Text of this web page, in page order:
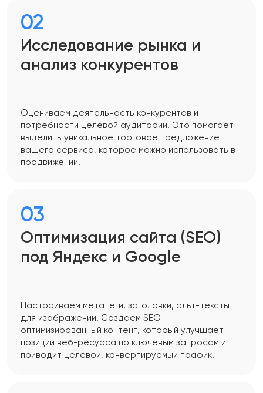
02
Исследование рынка и
анализ конкурентов
Оцениваем деятельность конкурентов и
потребности целевой аудитории. Это помогает
выделить уникальное торговое предложение
вашего сервиса, которое можно использовать в
продвижении.
03
Оптимизация сайта (SEO)
под Яндекс и Google
Настраиваем метатеги, заголовки, альт-тексты
для изображений. Создаем SEO-
оптимизированный контент, который улучшает
позиции веб-ресурса по ключевым запросам и
приводит целевой, конвертируемый трафик.